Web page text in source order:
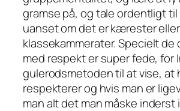
gramse på, og tale ordentligt
uanset om det er kærester eller
klassekammerater. Specielt de
med respekt er super fede, for
gulerodsmetoden til at vise, at
respekterer og hvis man er
man alt det man måske